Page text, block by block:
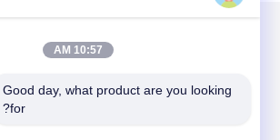
10:57 AM
Good day, what product are you looking
for?